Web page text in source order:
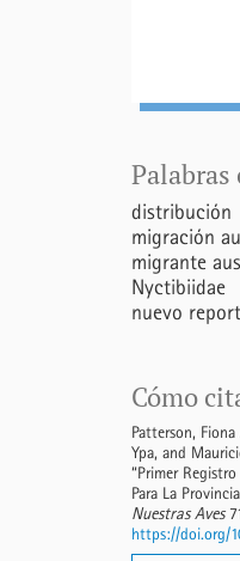
Palabras
distribución
migración
migrante
Nyctibiidae
nuevo
Cómo
Patterson,
Ypa, and
“Primer
Para La
Nuestras Aves
https://doi.org/